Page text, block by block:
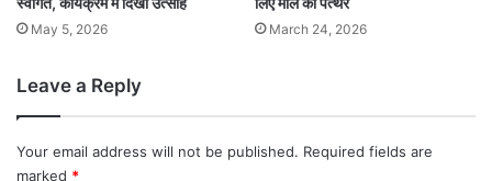
May 5, 2026 March 24, 2026
Leave a Reply
Your email address will not be published. Required fields are
marked *